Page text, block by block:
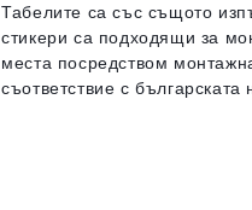
Табелите са със същото
стикери са подходящи за
места посредством
съответствие с